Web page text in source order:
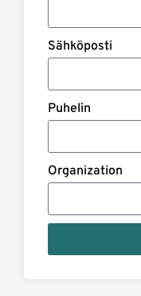
Sähköposti
Puhelin
Organization